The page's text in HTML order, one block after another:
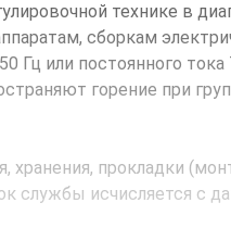
технике в
сборкам
Гц или постоянного тока
горение при
хранения, прокладки
службы исчисляется с